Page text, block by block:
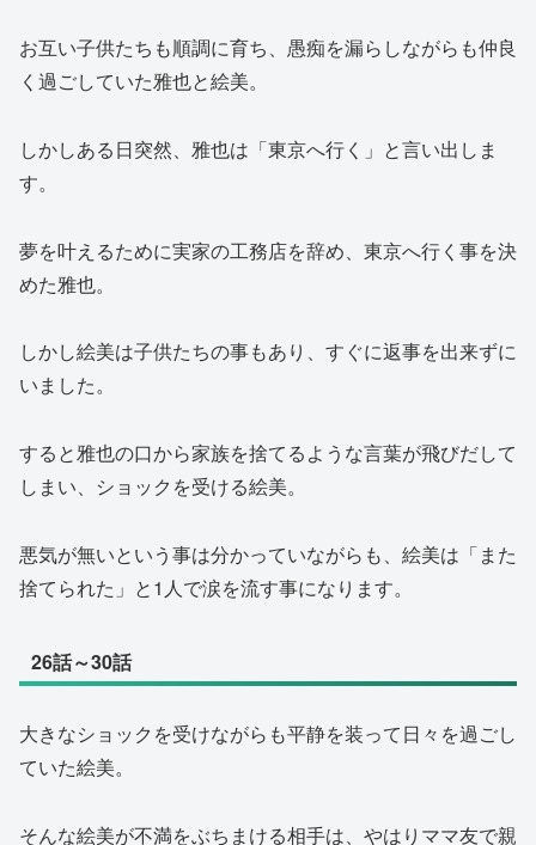
お互い子供たちも順調に育ち、愚痴を漏らしながらも仲良
く過ごしていた雅也と絵美。
しかしある日突然、雅也は「東京へ行く」と言い出しま
す。
夢を叶えるために実家の工務店を辞め、東京へ行く事を決
めた雅也。
しかし絵美は子供たちの事もあり、すぐに返事を出来ずに
いました。
すると雅也の口から家族を捨てるような言葉が飛びだして
しまい、ショックを受ける絵美。
悪気が無いという事は分かっていながらも、絵美は「また
捨てられた」と1人で涙を流す事になります。
26話～30話
大きなショックを受けながらも平静を装って日々を過ごし
ていた絵美。
そんな絵美が不満をぶちまける相手は、やはりママ友で親